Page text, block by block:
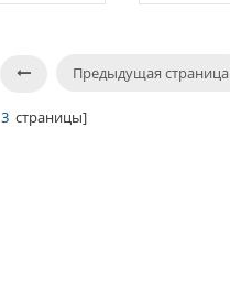
Предыдущая страница
3страницы]